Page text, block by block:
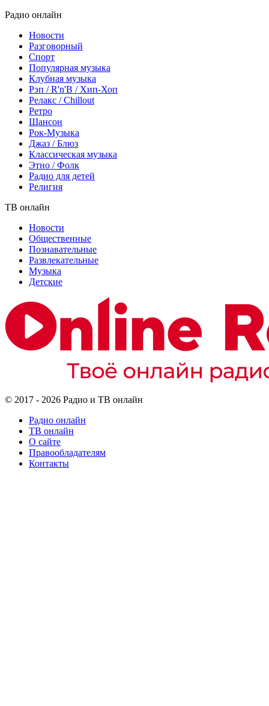
Радио онлайн
Новости
Разговорный
Спорт
Популярная музыка
Клубная музыка
Рэп / R'n'B / Хип-Хоп
Релакс / Chillout
Ретро
Шансон
Рок-Музыка
Джаз / Блюз
Классическая музыка
Этно / Фолк
Радио для детей
Религия
ТВ онлайн
Новости
Общественные
Познавательные
Развлекательные
Музыка
Детские
© 2017 - 2026 Радио и ТВ онлайн
Радио онлайн
ТВ онлайн
О сайте
Правообладателям
Контакты